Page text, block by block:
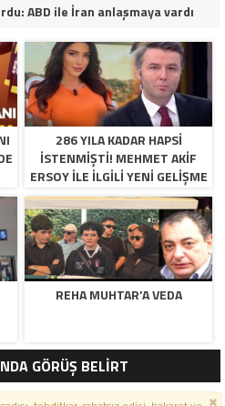
ABD ile İran anlaşmaya vardı
286 YILA KADAR HAPSI
ISTENMIŞTI! MEHMET AKIF
ERSOY ILE ILGILI YENI GELIŞME
REHA MUHTAR’A VEDA
GÖRÜŞ BELİRT